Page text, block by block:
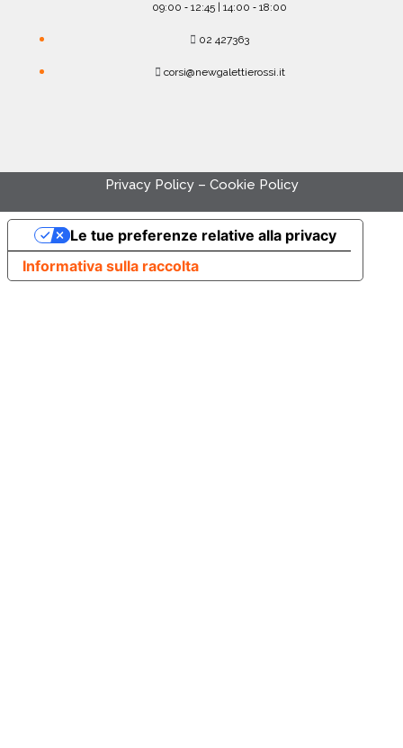
09:00 ‐ 12:45 | 14:00 ‐ 18:00
02 427363
corsi@newgalettierossi.it
Privacy Policy– Cookie Policy
Informativa sulla raccolta
Le tue preferenze relative alla privacy